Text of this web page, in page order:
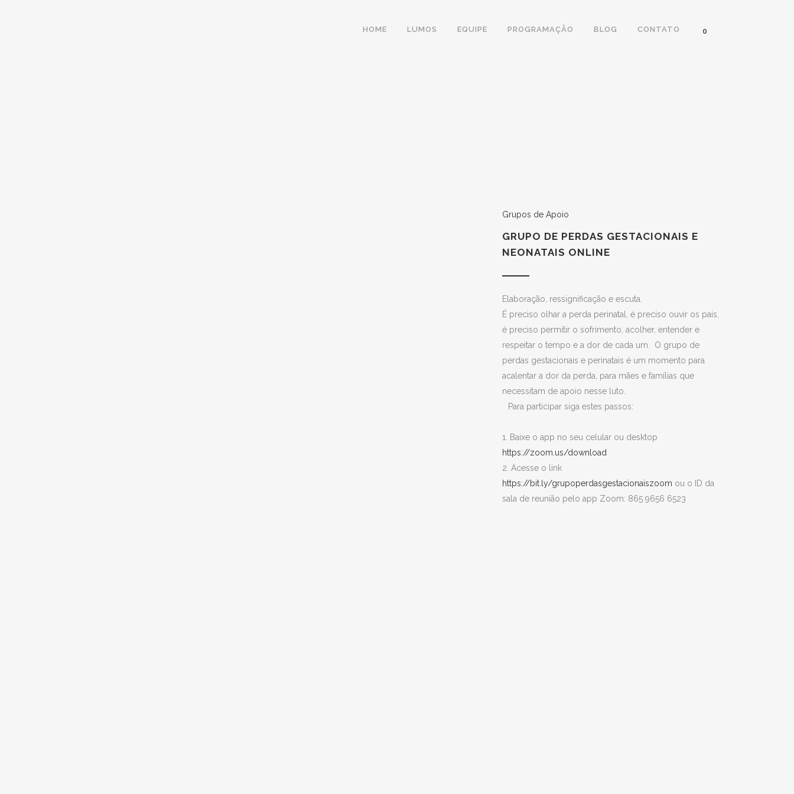
0
HOME LUMOS EQUIPE PROGRAMAÇÃO BLOG CONTATO
Grupos de Apoio
GRUPO DE PERDAS GESTACIONAIS E
NEONATAIS ONLINE
Elaboração, ressignificação e escuta.
É preciso olhar a perda perinatal, é preciso ouvir os pais,
é preciso permitir o sofrimento, acolher, entender e
respeitar o tempo e a dor de cada um. O grupo de
perdas gestacionais e perinatais é um momento para
acalentar a dor da perda, para mães e famílias que
necessitam de apoio nesse luto.
⠀Para participar siga estes passos:
1. Baixe o app no seu celular ou desktop
https://zoom.us/download
2. Acesse o link
https://bit.ly/grupoperdasgestacionaiszoom ou o ID da
sala de reunião pelo app Zoom: 865 9656 6523